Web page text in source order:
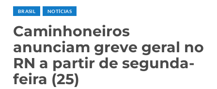
BRASIL NOTÍCIAS
Caminhoneiros
anunciam greve geral no
RN a partir de segunda-
feira (25)